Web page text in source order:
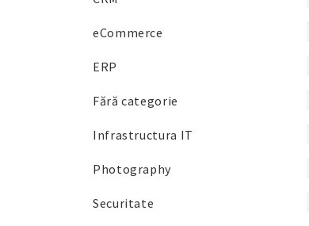
eCommerce
ERP
Fără categorie
Infrastructura IT
Photography
Securitate